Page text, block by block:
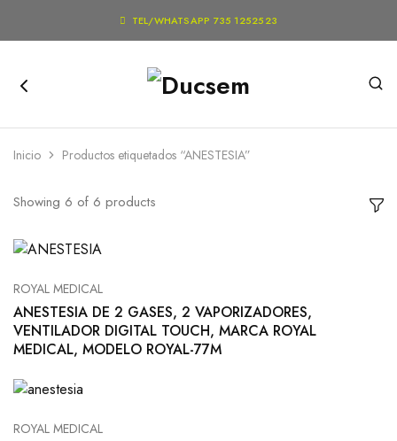
 TEL/WHATSAPP 735 1252523
Inicio Productos etiquetados “ANESTESIA”
Showing 6 of 6 products
ROYAL MEDICAL
ANESTESIA DE 2 GASES, 2 VAPORIZADORES,
VENTILADOR DIGITAL TOUCH, MARCA ROYAL
MEDICAL, MODELO ROYAL-77M
ROYAL MEDICAL